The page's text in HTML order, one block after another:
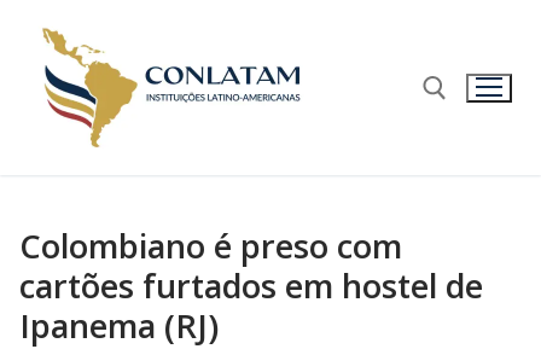
Colombiano é preso com
cartões furtados em hostel de
Ipanema (RJ)